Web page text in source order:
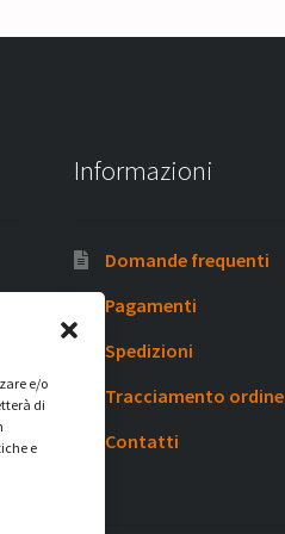
e/o
di
e
Informazioni
Domande frequenti
Pagamenti
Spedizioni
Tracciamento ordine
Contatti